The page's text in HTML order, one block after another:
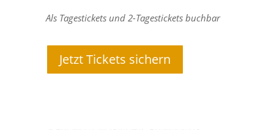
Als Tagestickets und 2-Tagestickets buchbar
Jetzt Tickets sichern